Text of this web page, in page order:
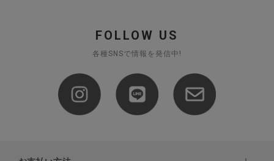
FOLLOW US
各種SNSで情報を発信中!